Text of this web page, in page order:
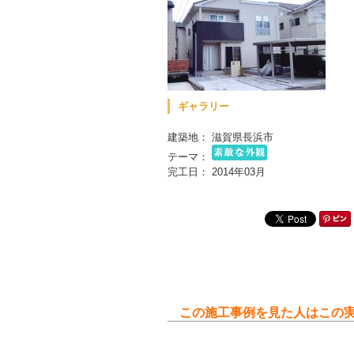
ギャラリー
建築地： 滋賀県長浜市
テーマ：
完工日： 2014年03月
この施工事例を見た人はこの